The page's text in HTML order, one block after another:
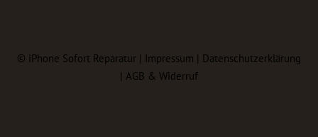
© iPhone Sofort Reparatur | Impressum | Datenschutzerklärung
| AGB & Widerruf